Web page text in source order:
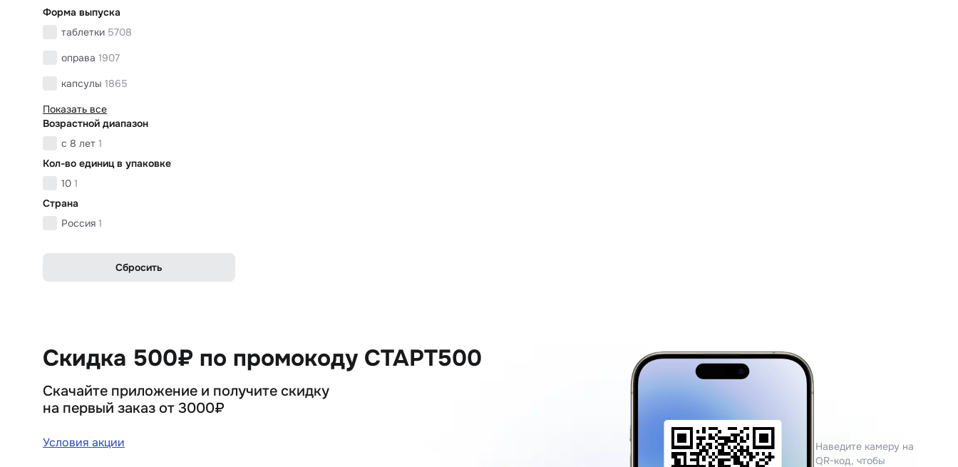
Форма выпуска
таблетки 5708
оправа 1907
капсулы 1865
Показать все
Возрастной диапазон
с 8 лет 1
Кол-во единиц в упаковке
10 1
Страна
Россия 1
Сбросить
Скидка 500₽ по промокоду СТАРТ500
Скачайте приложение и получите скидку
на первый заказ от 3000₽
Условия акции
Наведите камеру на
QR-код, чтобы